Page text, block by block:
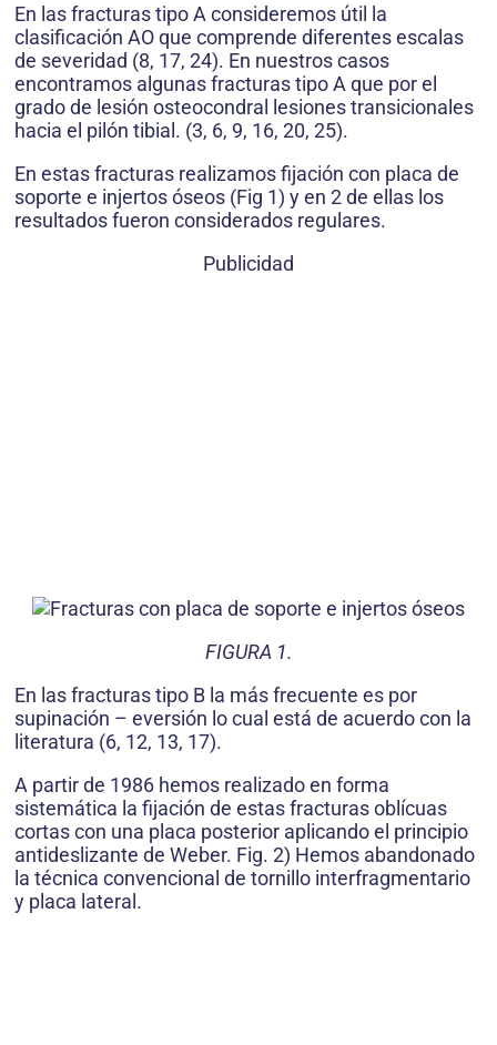
En las fracturas tipo A consideremos útil la
clasificación AO que comprende diferentes escalas
de severidad (8, 17, 24). En nuestros casos
encontramos algunas fracturas tipo A que por el
grado de lesión osteocondral lesiones transicionales
hacia el pilón tibial. (3, 6, 9, 16, 20, 25).
En estas fracturas realizamos fijación con placa de
soporte e injertos óseos (Fig 1) y en 2 de ellas los
resultados fueron considerados regulares.
Publicidad
FIGURA 1.
En las fracturas tipo B la más frecuente es por
supinación – eversión lo cual está de acuerdo con la
literatura (6, 12, 13, 17).
A partir de 1986 hemos realizado en forma
sistemática la fijación de estas fracturas oblícuas
cortas con una placa posterior aplicando el principio
antideslizante de Weber. Fig. 2) Hemos abandonado
la técnica convencional de tornillo interfragmentario
y placa lateral.